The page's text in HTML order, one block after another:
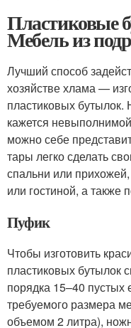
Пластиковые
Мебель из
Лучший способ
хозяйстве хлама —
пластиковых бутылок.
кажется
можно себе
тары легко сделать
спальни или
или гостиной, а также
Пуфик
Чтобы изготовить
пластиковых бутылок
порядка 15–40 пустых
требуемого размера
объемом 2 литра),